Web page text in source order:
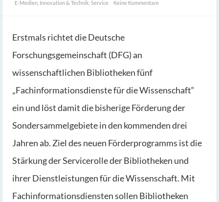
E-Medien Innovation & Technik Service Keine Kommentare
Erstmals richtet die Deutsche
Forschungsgemeinschaft (DFG) an
wissenschaftlichen Bibliotheken fünf
„Fachinformationsdienste für die Wissenschaft“
ein und löst damit die bisherige Förderung der
Sondersammelgebiete in den kommenden drei
Jahren ab. Ziel des neuen Förderprogramms ist die
Stärkung der Servicerolle der Bibliotheken und
ihrer Dienstleistungen für die Wissenschaft. Mit
Fachinformationsdiensten sollen Bibliotheken